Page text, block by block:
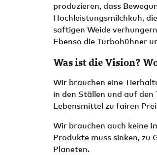
produzieren, dass
Hochleistungsmilchkuh,
saftigen Weide
Ebenso die Turbohühner
Was ist die Vision?
Wir brauchen eine
in den Ställen und auf
Lebensmittel zu fairen
Wir brauchen auch keine
Produkte muss sinken, zu
Planeten.